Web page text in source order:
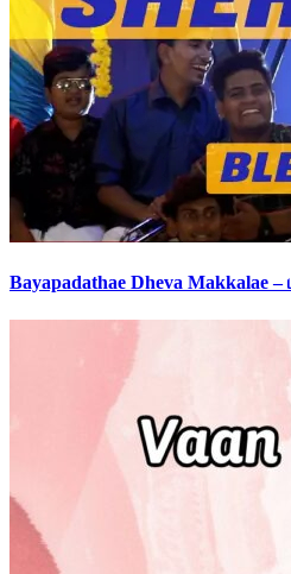
Bayapadathae Dheva Makkalae